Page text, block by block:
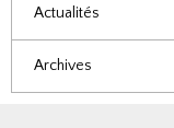
Actualités
Archives